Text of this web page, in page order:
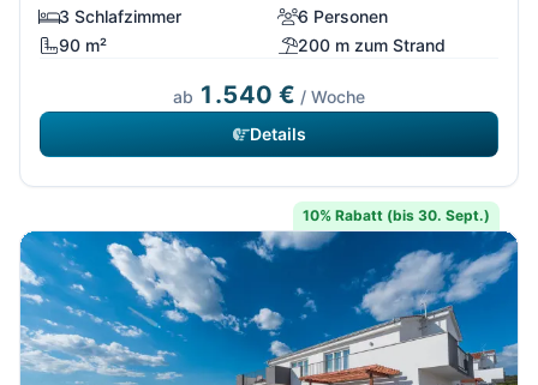
3 Schlafzimmer
6 Personen
90 m²
200 m zum Strand
ab 1.540 € / Woche
Details
10% Rabatt (bis 30. Sept.)